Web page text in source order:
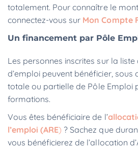
totalement. Pour connaître le
connectez-vous sur Mon Compte
Un financement par Pôle
Les personnes inscrites sur la
d’emploi peuvent bénéficier, sous
totale ou partielle de Pôle Emploi
formations.
Vous êtes bénéficiaire de l’
l’emploi (ARE) ? Sachez que
vous bénéficierez de l’allocation